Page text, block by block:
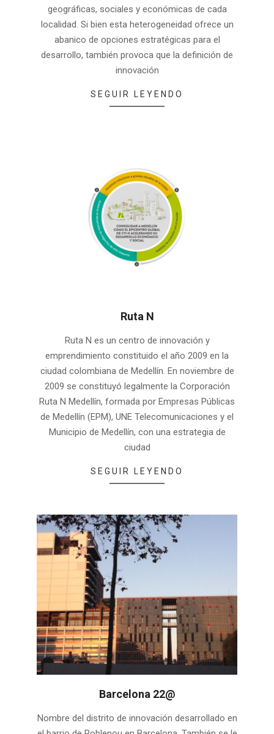
geográficas, sociales y económicas de cada
localidad. Si bien esta heterogeneidad ofrece un
abanico de opciones estratégicas para el
desarrollo, también provoca que la definición de
innovación
SEGUIR LEYENDO
Ruta N
Ruta N es un centro de innovación y
emprendimiento constituido el año 2009 en la
ciudad colombiana de Medellín. En noviembre de
2009 se constituyó legalmente la Corporación
Ruta N Medellín, formada por Empresas Públicas
de Medellín (EPM), UNE Telecomunicaciones y el
Municipio de Medellín, con una estrategia de
ciudad
SEGUIR LEYENDO
Barcelona 22@
03-
Nombre del distrito de innovación desarrollado en